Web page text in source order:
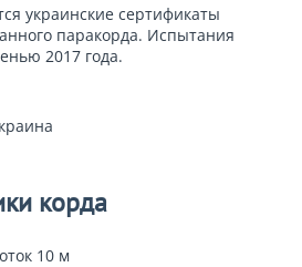
украинские сертификаты
паракорда. Испытания
2017 года.
корда
10 м